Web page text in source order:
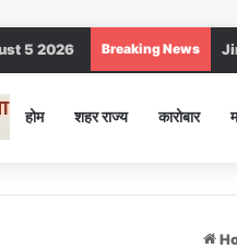
5 2026 Breaking News
होम शहर राज्य कारोबार